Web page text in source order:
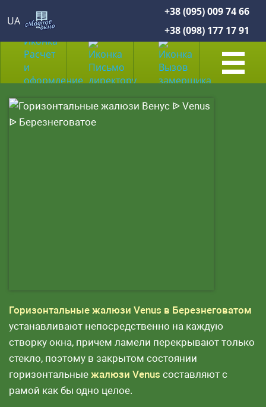
UA
+38 (095) 009 74 66
+38 (098) 177 17 91
Горизонтальные жалюзи Venus в Березнеговатом
устанавливают непосредственно на каждую
створку окна, причем ламели перекрывают только
стекло, поэтому в закрытом состоянии
горизонтальные жалюзи Venus составляют с
рамой как бы одно целое.